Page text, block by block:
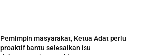
Pemimpin masyarakat, Ketua Adat perlu
proaktif bantu selesaikan isu